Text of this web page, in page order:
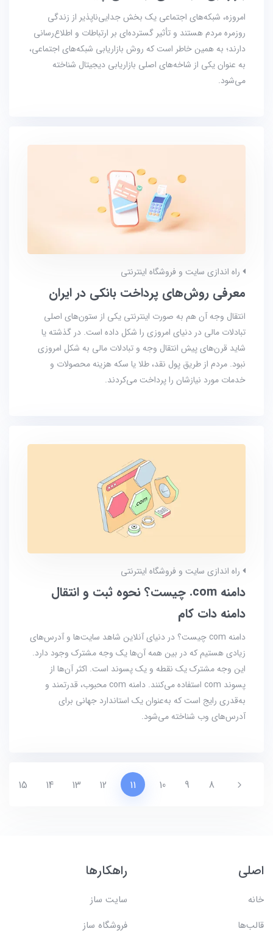
امروزه، شبکه‌های اجتماعی یک بخش جدایی‌ناپذیر از زندگی
روزمره مردم هستند و تأثیر گسترده‌ای بر ارتباطات و اطلاع‌رسانی
دارند؛ به همین خاطر است که روش بازاریابی شبکه‌های اجتماعی،
به عنوان یکی از شاخه‌های اصلی بازاریابی دیجیتال شناخته
می‌شود.
راه اندازی سایت و فروشگاه اینترنتی
معرفی روش‌های پرداخت بانکی در ایران
انتقال وجه آن هم به صورت اینترنتی یکی از ستون‌های اصلی
تبادلات مالی در دنیای امروزی را شکل داده است. در گذشته یا
شاید قرن‌های پیش انتقال وجه و تبادلات مالی به شکل امروزی
نبود. مردم از طریق پول نقد، طلا یا سکه هزینه محصولات و
خدمات مورد نیازشان را پرداخت می‌کردند.
راه اندازی سایت و فروشگاه اینترنتی
دامنه com. چیست؟ نحوه ثبت و انتقال
دامنه دات کام
دامنه com چیست؟ در دنیای آنلاین شاهد سایت‌ها و آدرس‌های
زیادی هستیم که در بین همه آن‌ها یک وجه مشترک وجود دارد.
این وجه مشترک یک نقطه و یک پسوند است. اکثر آن‌ها از
پسوند com استفاده می‌کنند. دامنه com محبوب، قدرتمند و
به‌قدری رایج است که به‌عنوان یک استاندارد جهانی برای
آدرس‌های وب شناخته می‌شود.
8
9
10
11
12
13
14
15
اصلی
خانه
قالب‌ها
راهکارها
سایت ساز
فروشگاه ساز